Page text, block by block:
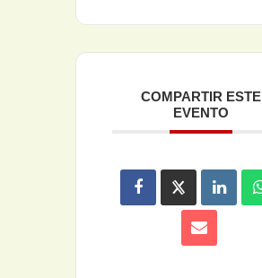
COMPARTIR ESTE
EVENTO